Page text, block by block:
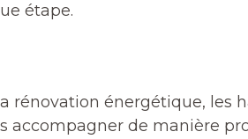
étape.
rénovation énergétique,
accompagner de manière